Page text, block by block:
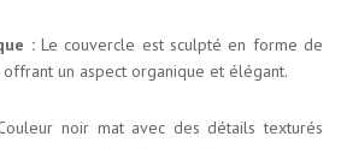
:Le couvercle est sculpté en forme de
offrant un aspect organique et élégant.
noir mat avec des détails texturés